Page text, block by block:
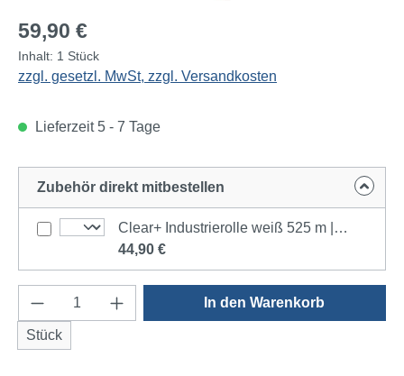
Regulärer Preis:
59,90 €
Inhalt: 1 Stück
zzgl. gesetzl. MwSt, zzgl. Versandkosten
Lieferzeit 5 - 7 Tage
Zubehör direkt mitbestellen
Clear+ Industrierolle weiß 525 m | 2 Rollen
44,90 €
Produkt Anzahl: Gib den gewünschten
Stück
In den Warenkorb